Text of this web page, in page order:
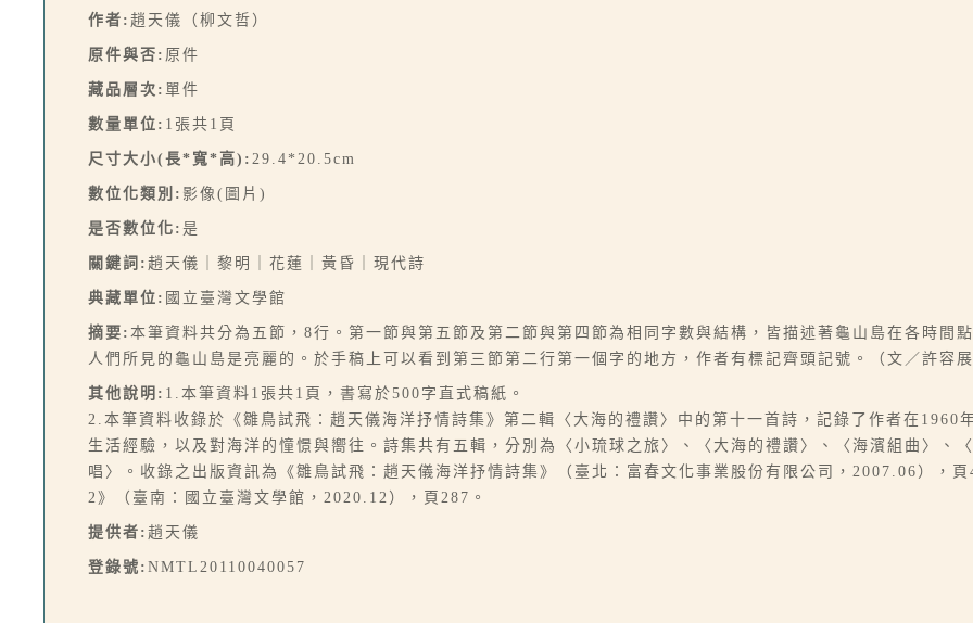
作者: 趙天儀（柳文哲）
原件與否: 原件
藏品層次: 單件
數量單位: 1張共1頁
尺寸大小(長*寬*高): 29.4*20.5cm
數位化類別: 影像(圖片)
是否數位化: 是
關鍵詞: 趙天儀｜黎明｜花蓮｜黃昏｜現代詩
典藏單位: 國立臺灣文學館
摘要: 本筆資料共分為五節，8行。第一節與第五節及第二節與第四節為相同字數與結構，皆描述著龜山島在各時間
人們所見的龜山島是亮麗的。於手稿上可以看到第三節第二行第一個字的地方，作者有標記齊頭記號。（文／許容
其他說明: 1.本筆資料1張共1頁，書寫於500字直式稿紙。
2.本筆資料收錄於《雛鳥試飛：趙天儀海洋抒情詩集》第二輯〈大海的禮讚〉中的第十一首詩，記錄了作者在1960
生活經驗，以及對海洋的憧憬與嚮往。詩集共有五輯，分別為〈小琉球之旅〉、〈大海的禮讚〉、〈海濱組曲〉、
唱〉。收錄之出版資訊為《雛鳥試飛：趙天儀海洋抒情詩集》（臺北：富春文化事業股份有限公司，2007.06），
2》（臺南：國立臺灣文學館，2020.12），頁287。
提供者: 趙天儀
登錄號: NMTL20110040057